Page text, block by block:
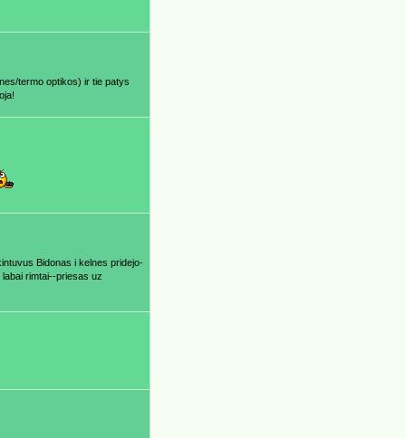
termo optikos) ir tie patys
Bidonas i kelnes pridejo-
rimtai--priesas uz